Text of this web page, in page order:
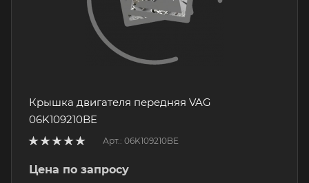
Крышка двигателя передняя VAG
06K109210BE
Арт.: 06K109210BE
Цена по запросу